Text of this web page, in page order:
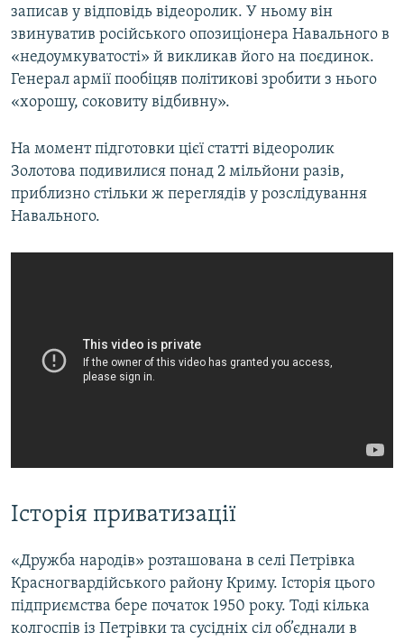
записав у відповідь відеоролик. У ньому він
звинуватив російського опозиціонера Навального в
«недоумкуватості» й викликав його на поєдинок.
Генерал армії пообіцяв політикові зробити з нього
«хорошу, соковиту відбивну».
На момент підготовки цієї статті відеоролик
Золотова подивилися понад 2 мільйони разів,
приблизно стільки ж переглядів у розслідування
Навального.
​Історія приватизації
«Дружба народів» розташована в селі Петрівка
Красногвардійського району Криму. Історія цього
підприємства бере початок 1950 року. Тоді кілька
колгоспів із Петрівки та сусідніх сіл об’єднали в